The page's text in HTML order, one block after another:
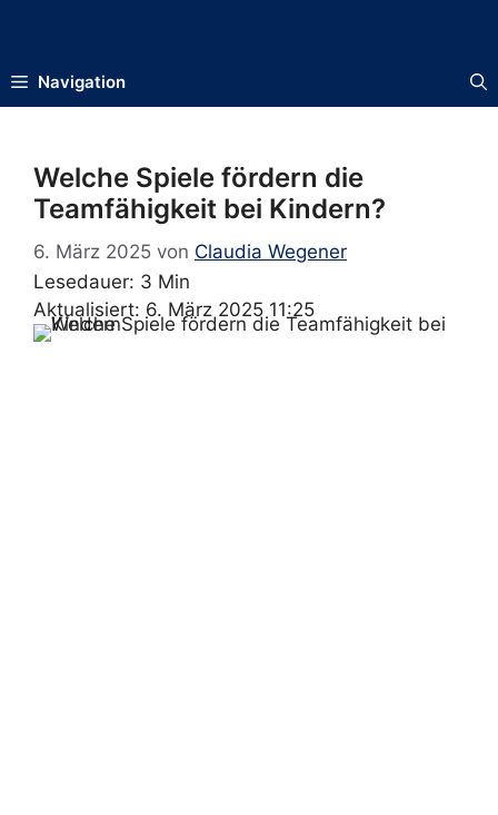
Navigation
Welche Spiele fördern die
Teamfähigkeit bei Kindern?
6. März 2025 von Claudia Wegener
Lesedauer: 3 Min
Aktualisiert: 6. März 2025 11:25